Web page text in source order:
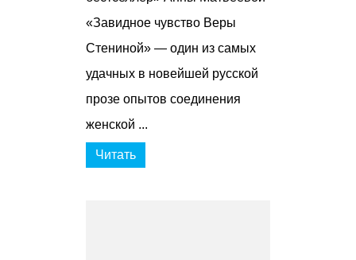
«Завидное чувство Веры
Стениной» — один из самых
удачных в новейшей русской
прозе опытов соединения
женской ...
Читать